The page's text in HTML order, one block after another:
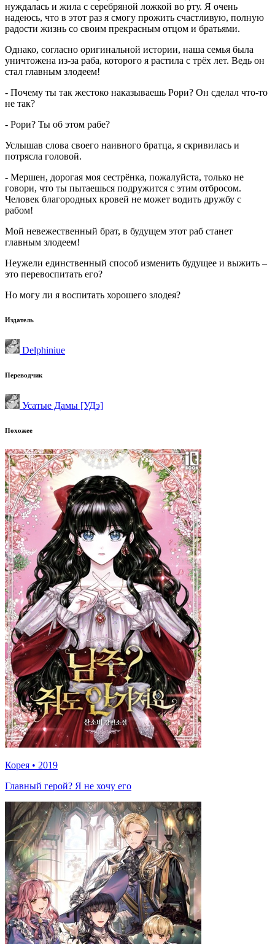
нуждалась и жила с серебряной ложкой во рту. Я очень
надеюсь, что в этот раз я смогу прожить счастливую, полную
радости жизнь со своим прекрасным отцом и братьями.
Однако, согласно оригинальной истории, наша семья была
уничтожена из-за раба, которого я растила с трёх лет. Ведь он
стал главным злодеем!
- Почему ты так жестоко наказываешь Рори? Он сделал что-то
не так?
- Рори? Ты об этом рабе?
Услышав слова своего наивного братца, я скривилась и
потрясла головой.
- Мершен, дорогая моя сестрёнка, пожалуйста, только не
говори, что ты пытаешься подружится с этим отбросом.
Человек благородных кровей не может водить дружбу с
рабом!
Мой невежественный брат, в будущем этот раб станет
главным злодеем!
Неужели единственный способ изменить будущее и выжить –
это перевоспитать его?
Но могу ли я воспитать хорошего злодея?
Издатель
Delphiniue
Переводчик
Усатые Дамы [УДэ]
Похожее
Корея • 2019
Главный герой? Я не хочу его